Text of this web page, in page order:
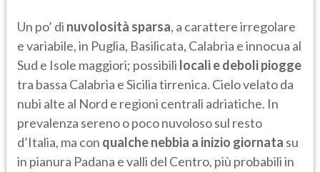
Un po’ di nuvolosità sparsa, a carattere irregolare
e variabile, in Puglia, Basilicata, Calabria e innocua al
Sud e Isole maggiori; possibili locali e deboli piogge
tra bassa Calabria e Sicilia tirrenica. Cielo velato da
nubi alte al Nord e regioni centrali adriatiche. In
prevalenza sereno o poco nuvoloso sul resto
d’Italia, ma con qualche nebbia a inizio giornata su
in pianura Padana e valli del Centro, più probabili in